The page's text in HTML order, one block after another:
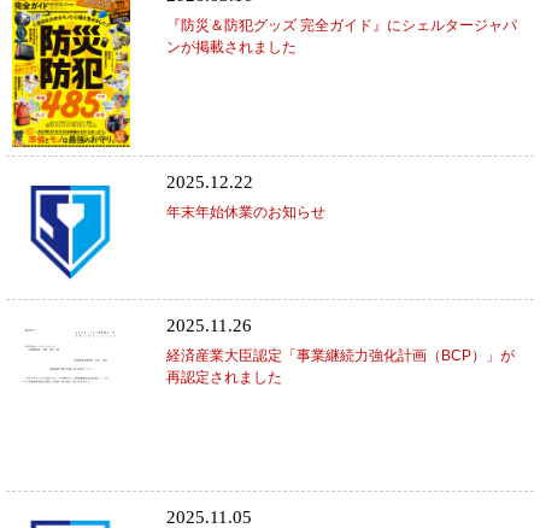
『防災＆防犯グッズ 完全ガイド』にシェルタージャパ
ンが掲載されました
2025.12.22
年末年始休業のお知らせ
2025.11.26
経済産業大臣認定「事業継続力強化計画（BCP）」が
再認定されました
2025.11.05